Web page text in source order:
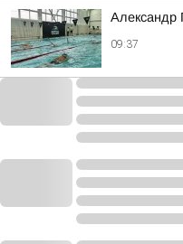
Александр
09:37